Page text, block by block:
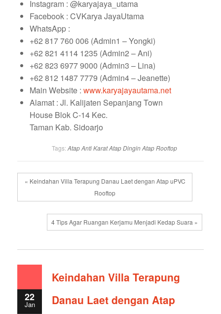
Instagram : @karyajaya_utama
Facebook : CVKarya JayaUtama
WhatsApp :
+62 817 760 006 (Admin1 – Yongki)
+62 821 4114 1235 (Admin2 – Ani)
+62 823 6977 9000 (Admin3 – Lina)
+62 812 1487 7779 (Admin4 – Jeanette)
Main Website : www.karyajayautama.net
Alamat : Jl. Kalijaten Sepanjang Town
House Blok C-14 Kec.
Taman Kab. Sidoarjo
Tags: Atap Anti KaratAtap DinginAtap Rooftop
« Keindahan Villa Terapung Danau Laet dengan Atap uPVC
Rooftop
4 Tips Agar Ruangan Kerjamu Menjadi Kedap Suara »
22
Jan
Keindahan Villa Terapung
Danau Laet dengan Atap